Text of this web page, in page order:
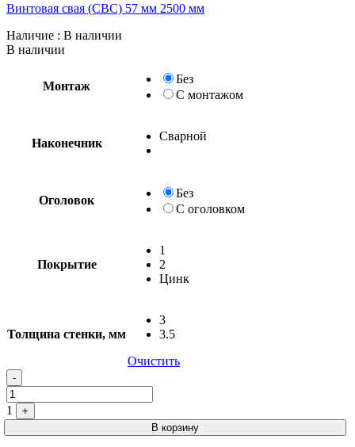
Винтовая свая (СВС) 57 мм 2500 мм
Наличие : В наличии
В наличии
Монтаж
Без
С монтажом
Наконечник
Сварной
Оголовок
Без
С оголовком
Покрытие
1
2
Цинк
Толщина стенки, мм
3
3.5
Очистить
-
1
+
В корзину